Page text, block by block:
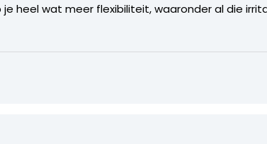
je heel wat meer flexibiliteit, waaronder al die